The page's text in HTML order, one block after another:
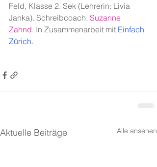
Feld, Klasse 2. Sek (Lehrerin: Livia
Janka). Schreibcoach: Suzanne
Zahnd. In Zusammenarbeit mit Einfach
Zürich.
Aktuelle Beiträge Alle ansehen